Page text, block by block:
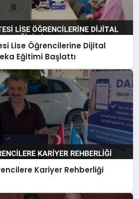
Lise Öğrencilerine Dijital
Eğitimi Başlattı
Kariyer Rehberliği